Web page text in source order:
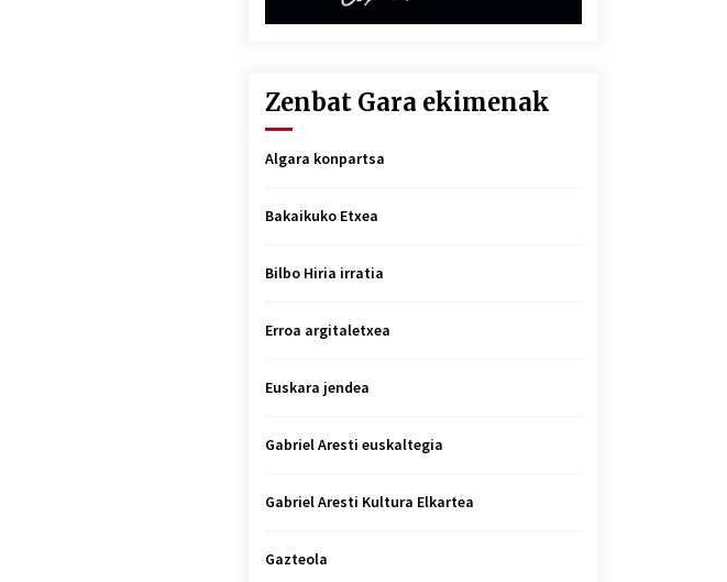
Zenbat Gara ekimenak
Algara konpartsa
Bakaikuko Etxea
Bilbo Hiria irratia
Erroa argitaletxea
Euskara jendea
Gabriel Aresti euskaltegia
Gabriel Aresti Kultura Elkartea
Gazteola